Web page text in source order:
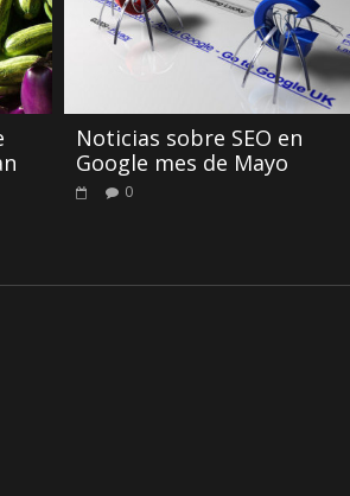
Noticias sobre SEO en
Google mes de Mayo
0